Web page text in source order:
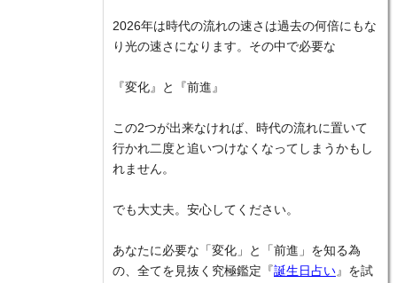
2026年は時代の流れの速さは過去の何倍にもな
り光の速さになります。その中で必要な
『変化』と『前進』
この2つが出来なければ、時代の流れに置いて
行かれ二度と追いつけなくなってしまうかもし
れません。
でも大丈夫。安心してください。
あなたに必要な「変化」と「前進」を知る為
の、全てを見抜く究極鑑定『誕生日占い 』を試